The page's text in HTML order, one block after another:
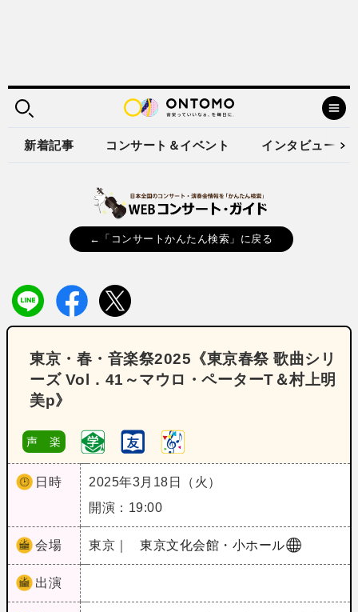
新着記事 コンサート＆イベント インタビュー
←「コンサートかんたん検索」に戻る
東京・春・音楽祭2025《東京春祭 歌曲シリ
ーズ Vol．41～マウロ・ペーターT＆村上明
美p》
声 楽
日時
2025年3月18日（火）
開演：19:00
会場 東京｜ 東京文化会館・小ホール
出演